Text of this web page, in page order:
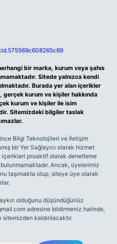
bir marka, kurum veya şahıs
Sitede yalnızca kendi
Burada yer alan içerikler
kurum ve kişiler hakkında
kurum ve kişiler ile isim
Sitemizdeki bilgiler taslak
Bilgi Teknolojileri ve İletişim
bir Yer Sağlayıcı olarak hizmet
proaktif olarak denetleme
Ancak, üyelerimiz
taşımakta olup, siteye üye olarak
olduğunu düşündüğünüz
adresine bildirmeniz halinde,
kaldırılacaktır.